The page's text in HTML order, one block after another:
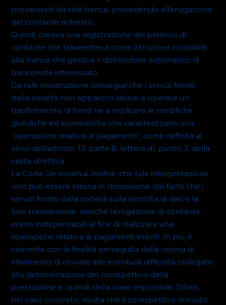
provenienti da tale banca, procedendo all’erogazione
del contante richiesto.
Quindi, creava una registrazione del prelievo di
contante che trasmetteva come istruzione contabile
alla banca che gestiva il distributore automatico di
banconote interessato.
Da tale ricostruzione consegue che i servizi forniti
dalla società non appaiono idonei a operare un
trasferimento di fondi né a implicare le modifiche
giuridiche ed economiche che caratterizzano una
“operazione relativa ai pagamenti”, come definita ai
sensi dell’articolo 13, parte B, lettera d), punto 3, della
sesta direttiva.
La Corte Ue osserva, inoltre, che tale interpretazione
non può essere messa in discussione dal fatto che i
servizi forniti dalla società sulla raccolta di dati e la
loro trasmissione, nonché l’erogazione di contante,
erano indispensabili al fine di realizzare una
operazione relativa ai pagamenti esenti. In più, è
coerente con la finalità perseguita dalla norma di
riferimento di ovviare alle eventuali difficoltà collegate
alla determinazione del corrispettivo della
prestazione e, quindi, della base imponibile. Difatti,
nel caso concreto, risulta che il corrispettivo ricevuto